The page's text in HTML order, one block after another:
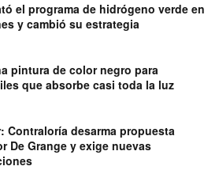
el programa de hidrógeno verde en
y cambió su estrategia
pintura de color negro para
que absorbe casi toda la luz
Contraloría desarma propuesta
De Grange y exige nuevas